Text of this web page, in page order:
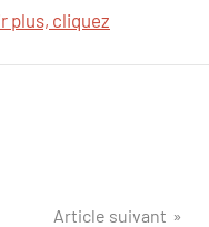
plus, cliquez
Article suivant